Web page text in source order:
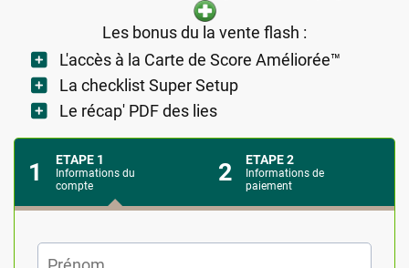
Les bonus du la vente flash :
L'accès à la Carte de Score Améliorée™
La checklist Super Setup
Le récap' PDF des lies
1 ETAPE 1
Informations du
compte
2 ETAPE 2
Informations de
paiement